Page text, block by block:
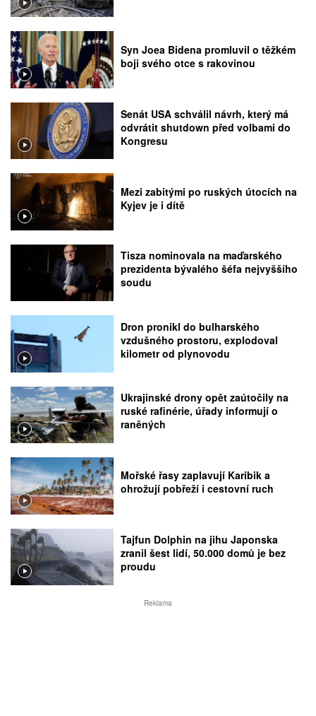
Syn Joea Bidena promluvil o těžkém
boji svého otce s rakovinou
Senát USA schválil návrh, který má
odvrátit shutdown před volbami do
Kongresu
Mezi zabitými po ruských útocích na
Kyjev je i dítě
Tisza nominovala na maďarského
prezidenta bývalého šéfa nejvyššího
soudu
Dron pronikl do bulharského
vzdušného prostoru, explodoval
kilometr od plynovodu
Ukrajinské drony opět zaútočily na
ruské rafinérie, úřady informují o
raněných
Mořské řasy zaplavují Karibik a
ohrožují pobřeží i cestovní ruch
Tajfun Dolphin na jihu Japonska
zranil šest lidí, 50.000 domů je bez
proudu
Reklama